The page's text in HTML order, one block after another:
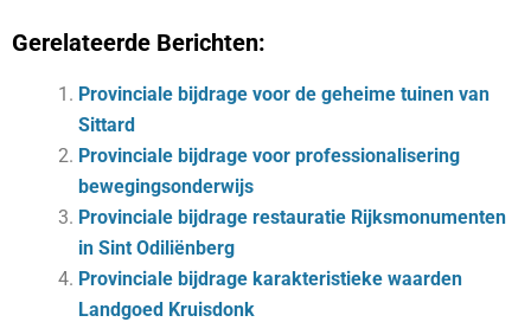
Gerelateerde Berichten:
Provinciale bijdrage voor de geheime tuinen van
Sittard
Provinciale bijdrage voor professionalisering
bewegingsonderwijs
Provinciale bijdrage restauratie Rijksmonumenten
in Sint Odiliënberg
Provinciale bijdrage karakteristieke waarden
Landgoed Kruisdonk